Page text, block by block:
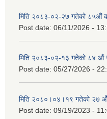
मिति २०८३-०२-२७ गतेको ८५औं
Post date: 06/11/2026 -
मिति २०८३-०२-१३ गतेको ८४ औं
Post date: 05/27/2026 -
मिति २०८०।०४।१९ गतेको २७ ‌‍‌ओेै
Post date: 09/19/2023 -